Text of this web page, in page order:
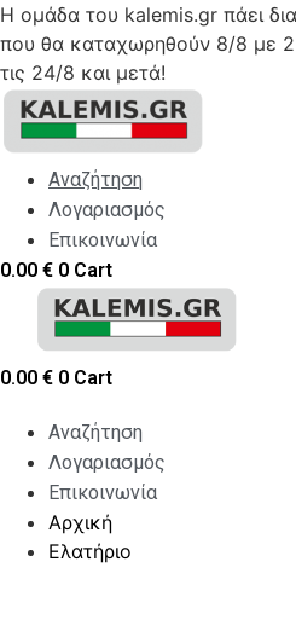
Η ομάδα του kalemis.gr πάει
που θα καταχωρηθούν 8/8 με
τις 24/8 και μετά!
Skip
content
Αναζήτηση
Λογαριασμός
Επικοινωνία
0.00 € 0 Cart
0.00 € 0 Cart
Αναζήτηση
Λογαριασμός
Επικοινωνία
Αρχική
Ελατήριο